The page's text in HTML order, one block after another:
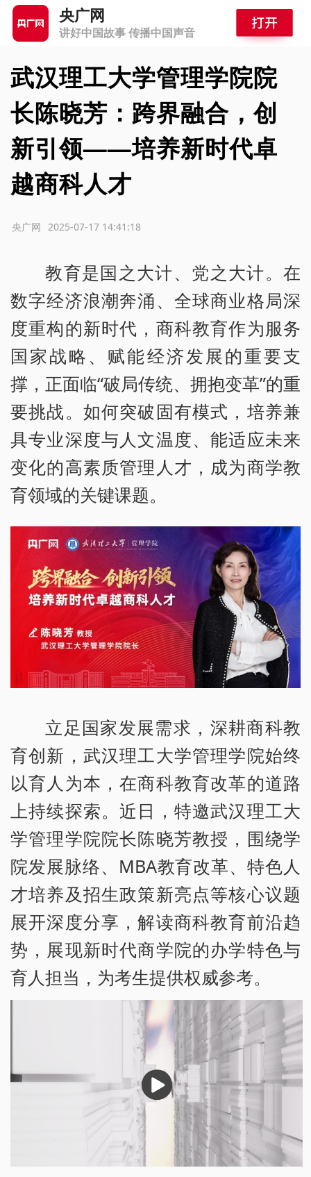
央广网
讲好中国故事 传播中国声音
武汉理工大学管理学院院
长陈晓芳：跨界融合，创
新引领——培养新时代卓
越商科人才
2025-07-17 14:41:18
央广网
教育是国之大计、党之大计。在
数字经济浪潮奔涌、全球商业格局深
度重构的新时代，商科教育作为服务
国家战略、赋能经济发展的重要支
撑，正面临“破局传统、拥抱变革”的重
要挑战。如何突破固有模式，培养兼
具专业深度与人文温度、能适应未来
变化的高素质管理人才，成为商学教
育领域的关键课题。
立足国家发展需求，深耕商科教
育创新，武汉理工大学管理学院始终
以育人为本，在商科教育改革的道路
上持续探索。近日，特邀武汉理工大
学管理学院院长陈晓芳教授，围绕学
院发展脉络、MBA教育改革、特色人
才培养及招生政策新亮点等核心议题
展开深度分享，解读商科教育前沿趋
势，展现新时代商学院的办学特色与
育人担当，为考生提供权威参考。
播
放